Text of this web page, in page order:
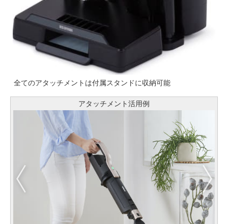
全てのアタッチメントは付属スタンドに収納可能
アタッチメント活用例